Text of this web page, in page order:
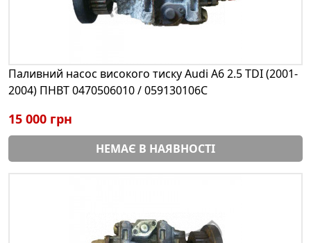
Паливний насос високого тиску Audi A6 2.5 TDI (2001-
2004) ПНВТ 0470506010 / 059130106С
15 000 грн
НЕМАЄ В НАЯВНОСТІ